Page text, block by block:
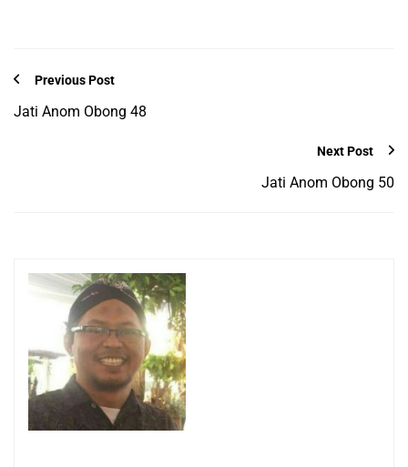
Previous Post
Jati Anom Obong 48
Next Post
Jati Anom Obong 50